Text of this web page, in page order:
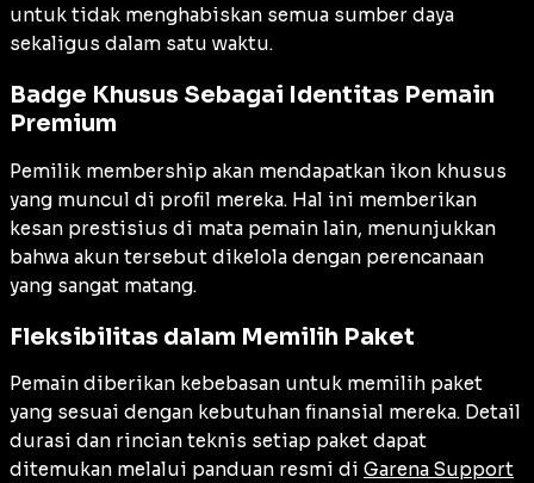
untuk tidak menghabiskan semua sumber daya
sekaligus dalam satu waktu.
Badge Khusus Sebagai Identitas Pemain
Premium
Pemilik membership akan mendapatkan ikon khusus
yang muncul di profil mereka. Hal ini memberikan
kesan prestisius di mata pemain lain, menunjukkan
bahwa akun tersebut dikelola dengan perencanaan
yang sangat matang.
Fleksibilitas dalam Memilih Paket
Pemain diberikan kebebasan untuk memilih paket
yang sesuai dengan kebutuhan finansial mereka. Detail
durasi dan rincian teknis setiap paket dapat
ditemukan melalui panduan resmi di Garena Support